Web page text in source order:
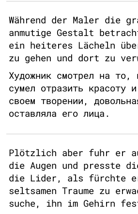
Während der Maler die
anmutige Gestalt
ein heiteres Lächeln
zu gehen und dort zu
Художник смотрел на то,
сумел отразить красоту
своем творении,
оставляла его лица.
Plötzlich aber fuhr er
die Augen und presste
die Lider, als fürchte
seltsamen Traume zu
suche, ihn im Gehirn